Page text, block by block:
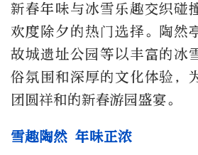
新春年味与冰雪乐趣交织碰
欢度除夕的热门选择。陶然
故城遗址公园等以丰富的冰
俗氛围和深厚的文化体验，
团圆祥和的新春游园盛宴。
雪趣陶然 年味正浓